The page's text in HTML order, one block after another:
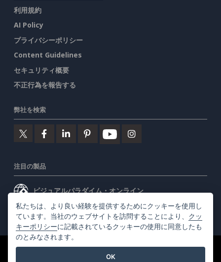
利用規約
AI Policy
プライバシーポリシー
Content Guidelines
セキュリティ概要
不正行為を報告する
弊社を検索
注目の製品
ビジュアルパラダイム・オンライン
ビジュアルパラダイムデスクトップ
©2026 by Visual Paradigm. 全ての権利を有する
私たちは、より良い経験を提供するためにクッキーを使用し
ています。当社のウェブサイトを訪問することにより、 クッ
キーポリシーに記載されているクッキーの使用に同意したも
のとみなされます。
OK